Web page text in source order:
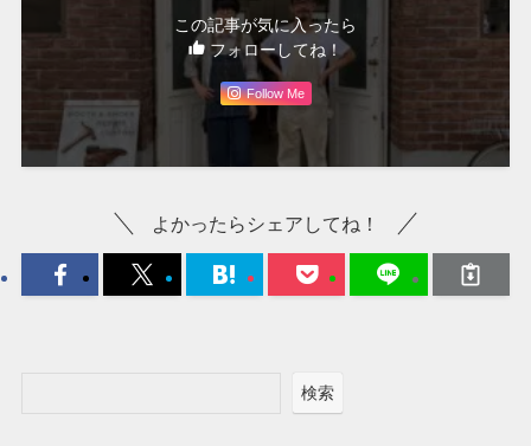
この記事が気に入ったら
フォローしてね！
Follow Me
よかったらシェアしてね！
検索